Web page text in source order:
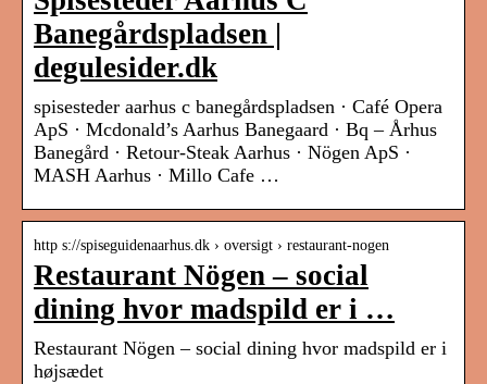
Banegårdspladsen |
degulesider.dk
spisesteder aarhus c banegårdspladsen · Café Opera
ApS · Mcdonald’s Aarhus Banegaard · Bq – Århus
Banegård · Retour-Steak Aarhus · Nögen ApS ·
MASH Aarhus · Millo Cafe …
http s://spiseguidenaarhus.dk › oversigt › restaurant-nogen
Restaurant Nögen – social
dining hvor madspild er i …
Restaurant Nögen – social dining hvor madspild er i
højsædet